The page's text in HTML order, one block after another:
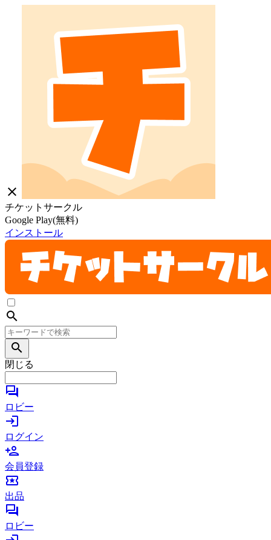
close
チケットサークル
Google Play(無料)
インストール
search
search
閉じる
forum
ロビー
login
ログイン
person_add
会員登録
local_activity
出品
forum
ロビー